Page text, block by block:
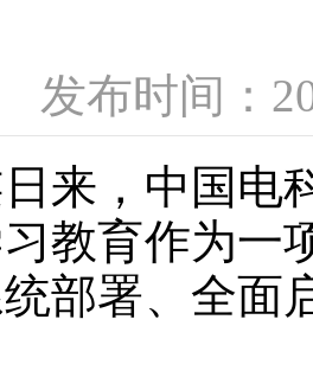
发布时间：
，中国电科
教育作为一
部署、全面